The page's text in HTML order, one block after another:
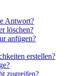
Antwort?
löschen?
anfügen?
erstellen?
zugreifen?